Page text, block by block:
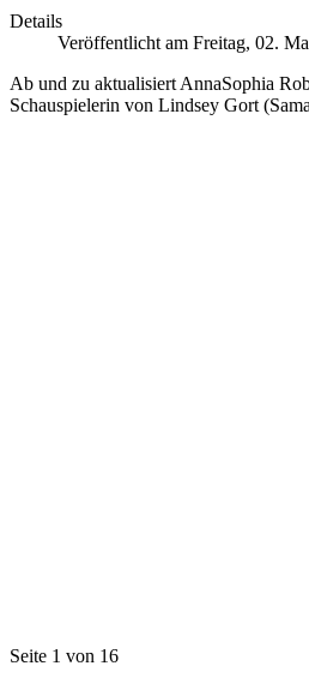
Details
Veröffentlicht am Freitag, 02.
Ab und zu aktualisiert AnnaSophia
Schauspielerin von Lindsey Gort (
Seite 1 von 16